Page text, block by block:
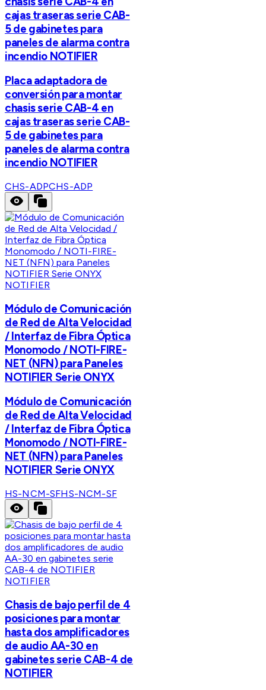
cajas traseras serie CAB-
5 de gabinetes para
paneles de alarma contra
incendio NOTIFIER
Placa adaptadora de
conversión para montar
chasis serie CAB-4 en
cajas traseras serie CAB-
5 de gabinetes para
paneles de alarma contra
incendio NOTIFIER
CHS-ADPCHS-ADP
NOTIFIER
Módulo de Comunicación
de Red de Alta Velocidad
/ Interfaz de Fibra Óptica
Monomodo / NOTI-FIRE-
NET (NFN) para Paneles
NOTIFIER Serie ONYX
Módulo de Comunicación
de Red de Alta Velocidad
/ Interfaz de Fibra Óptica
Monomodo / NOTI-FIRE-
NET (NFN) para Paneles
NOTIFIER Serie ONYX
HS-NCM-SFHS-NCM-SF
NOTIFIER
Chasis de bajo perfil de 4
posiciones para montar
hasta dos amplificadores
de audio AA-30 en
gabinetes serie CAB-4 de
NOTIFIER